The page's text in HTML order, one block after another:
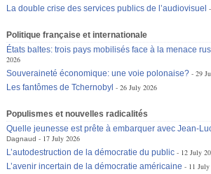
La double crise des services publics de l’audiovisuel
Politique française et internationale
États baltes: trois pays mobilisés face à la menace
2026
Souveraineté économique: une voie polonaise?
29
Les fantômes de Tchernobyl
26 July 2026
Populismes et nouvelles radicalités
Quelle jeunesse est prête à embarquer avec Jean-
Dagnaud
17 July 2026
L’autodestruction de la démocratie du public
12 July
L’avenir incertain de la démocratie américaine
11